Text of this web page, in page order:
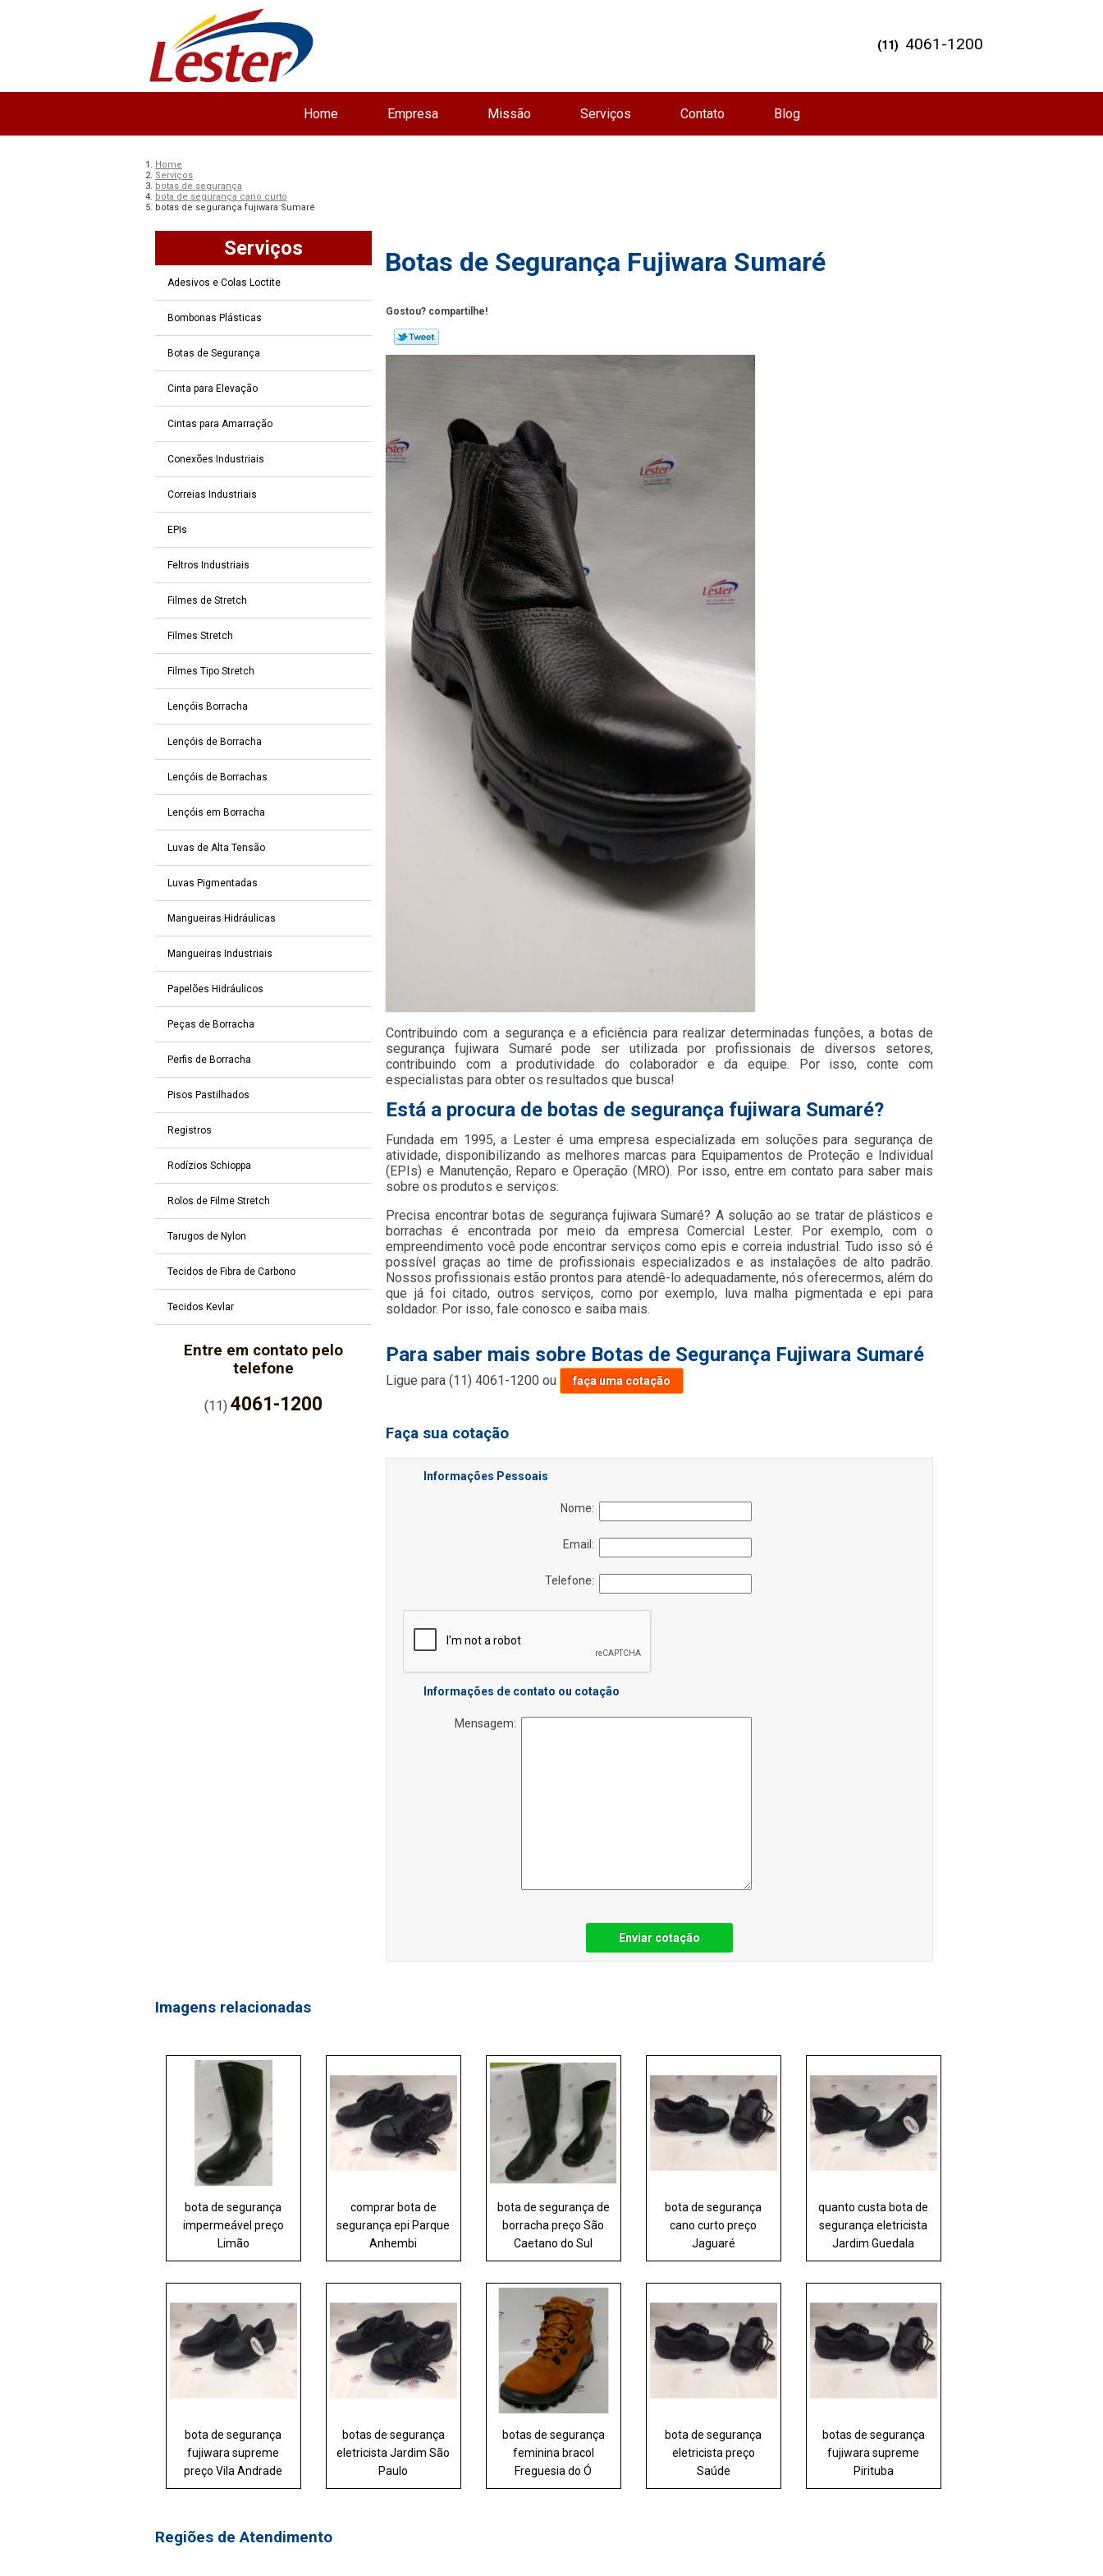
Home Empresa Missão Serviços Contato Blog
(11) 4061-1200
Home
Serviços
botas de segurança
bota de segurança cano curto
botas de segurança fujiwara Sumaré
Serviços
Adesivos e Colas Loctite
Bombonas Plásticas
Botas de Segurança
Cinta para Elevação
Cintas para Amarração
Conexões Industriais
Correias Industriais
EPIs
Feltros Industriais
Filmes de Stretch
Filmes Stretch
Filmes Tipo Stretch
Lençóis Borracha
Lençóis de Borracha
Lençóis de Borrachas
Lençóis em Borracha
Luvas de Alta Tensão
Luvas Pigmentadas
Mangueiras Hidráulicas
Mangueiras Industriais
Papelões Hidráulicos
Peças de Borracha
Perfis de Borracha
Pisos Pastilhados
Registros
Rodízios Schioppa
Rolos de Filme Stretch
Tarugos de Nylon
Tecidos de Fibra de Carbono
Tecidos Kevlar
Entre em contato pelo
telefone
(11)4061-1200
Botas de Segurança Fujiwara Sumaré
Gostou? compartilhe!
Contribuindo com a segurança e a eficiência para realizar determinadas funções, a botas de
segurança fujiwara Sumaré pode ser utilizada por profissionais de diversos setores,
contribuindo com a produtividade do colaborador e da equipe. Por isso, conte com
especialistas para obter os resultados que busca!
Está a procura de botas de segurança fujiwara Sumaré?
Fundada em 1995, a Lester é uma empresa especializada em soluções para segurança de
atividade, disponibilizando as melhores marcas para Equipamentos de Proteção e Individual
(EPIs) e Manutenção, Reparo e Operação (MRO). Por isso, entre em contato para saber mais
sobre os produtos e serviços:
Precisa encontrar botas de segurança fujiwara Sumaré? A solução ao se tratar de plásticos e
borrachas é encontrada por meio da empresa Comercial Lester. Por exemplo, com o
empreendimento você pode encontrar serviços como epis e correia industrial. Tudo isso só é
possível graças ao time de profissionais especializados e as instalações de alto padrão.
Nossos profissionais estão prontos para atendê-lo adequadamente, nós oferecermos, além do
que já foi citado, outros serviços, como por exemplo, luva malha pigmentada e epi para
soldador. Por isso, fale conosco e saiba mais.
Para saber mais sobre Botas de Segurança Fujiwara Sumaré
Ligue para(11) 4061-1200 ou faça uma cotação
Faça sua cotação
Informações Pessoais
Nome:
Email:
Telefone:
Informações de contato ou cotação
Mensagem:
Enviar cotação
Imagens relacionadas
bota de segurança
impermeável preço
Limão
comprar bota de
segurança epi Parque
Anhembi
bota de segurança de
borracha preço São
Caetano do Sul
bota de segurança
cano curto preço
Jaguaré
quanto custa bota de
segurança eletricista
Jardim Guedala
bota de segurança
fujiwara supreme
preço Vila Andrade
botas de segurança
eletricista Jardim São
Paulo
botas de segurança
feminina bracol
Freguesia do Ó
bota de segurança
eletricista preço
Saúde
botas de segurança
fujiwara supreme
Pirituba
Regiões de Atendimento